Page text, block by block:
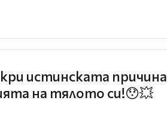
истинската причина
на тялото си!😯💥